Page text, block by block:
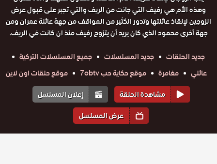
وهذه الأم هي رفيف التي جائت من الريف والتي تجبر على قبول عرض
الزوجين لإنقاذ عائلتها وتدور الكثير من المواقف من جهة عائلة عمران ومن
جهة أخرى محمود الذي كان يريد أن يتزوج رفيف منذ ان كانت في الريف.
جديد الحلقات
جديد المسلسلات
جميع المسلسلات التركية
عائلي
مغامرة موقع حكاية حب 7obtv
موقع حلقات اون لاين
مشاهدة الحلقة
إعلان المسلسل
عرض المسلسل